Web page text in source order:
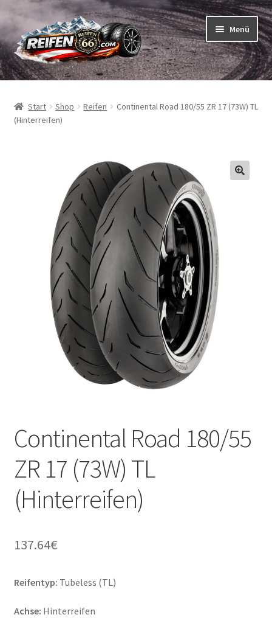
Zur
Navigation
springen
Zum
Inhalt
springen
Menü
Reifen
Schläuche
Reifentests
Start Shop Reifen
Continental Road 180/55 ZR 17 (73W) TL
(Hinterreifen)
Continental Road 180/55
ZR 17 (73W) TL
(Hinterreifen)
137.64€
Reifentyp: Tubeless (TL)
Achse: Hinterreifen